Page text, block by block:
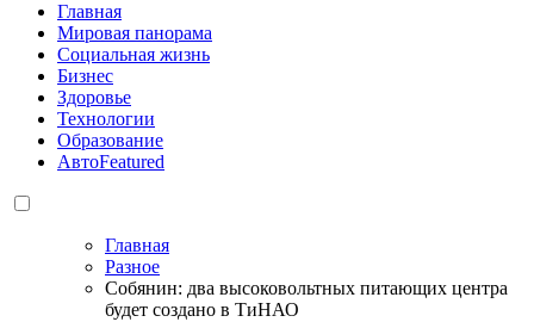
Главная
Мировая панорама
Социальная жизнь
Бизнес
Здоровье
Технологии
Образование
АвтоFeatured
Главная
Разное
Собянин: два высоковольтных питающих центра
будет создано в ТиНАО